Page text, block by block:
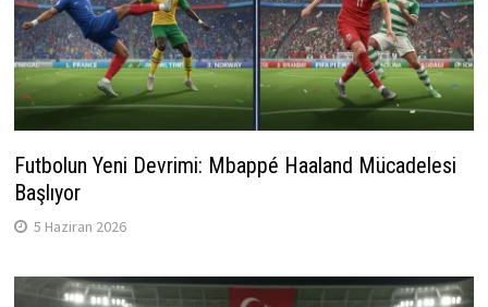
Futbolun Yeni Devrimi: Mbappé Haaland Mücadelesi
Başlıyor
5 Haziran 2026